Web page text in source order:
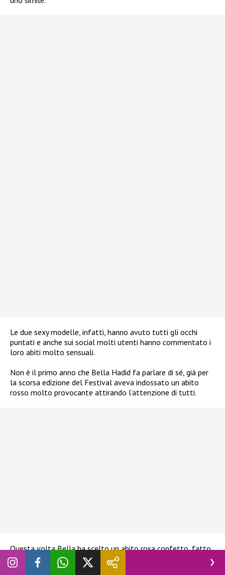
Le due sexy modelle, infatti, hanno avuto tutti gli occhi
puntati e anche sui social molti utenti hanno commentato i
loro abiti molto sensuali.
Non è il primo anno che Bella Hadid fa parlare di sé, già per
la scorsa edizione del Festival aveva indossato un abito
rosso molto provocante attirando l’attenzione di tutti.
Questa volta Bella ha scelto un abito rosa confetto, fatto
a posta per lei, con un vertiginossimo spacco che ad ogni
movimento svelava l’intimo della modella.